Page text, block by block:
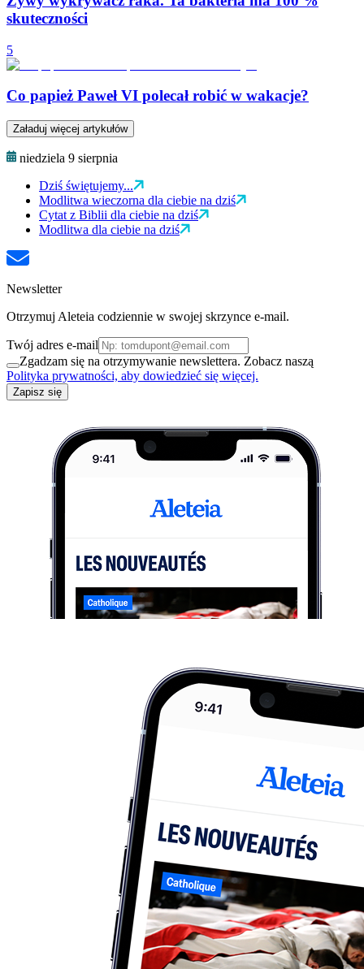
skuteczności
5
Co papież Paweł VI polecał robić w wakacje?
Załaduj więcej artykułów
niedziela 9 sierpnia
Dziś świętujemy...
Modlitwa wieczorna dla ciebie na dziś
Cytat z Biblii dla ciebie na dziś
Modlitwa dla ciebie na dziś
Newsletter
Otrzymuj Aleteia codziennie w swojej skrzynce e-mail.
Twój adres e-mail
Zgadzam się na otrzymywanie newslettera. Zobacz naszą
Polityka prywatności, aby dowiedzieć się więcej.
Zapisz się